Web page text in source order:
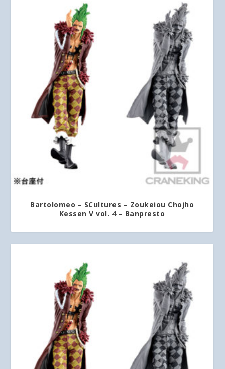
Bartolomeo – SCultures – Zoukeiou Chojho
Kessen V vol. 4 – Banpresto